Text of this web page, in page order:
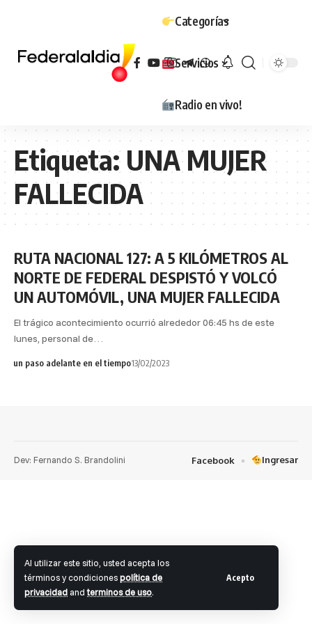
Al utilizar este sitio, usted acepta los
términos y condicionespolítica de
privacidad andterminos de uso.
Acepto
Categorías
Servicios
Radio en vivo!
Etiqueta: UNA MUJER
FALLECIDA
RUTA NACIONAL 127: A 5 KILÓMETROS AL
NORTE DE FEDERAL DESPISTÓ Y VOLCÓ
UN AUTOMÓVIL, UNA MUJER FALLECIDA
El trágico acontecimiento ocurrió alrededor 06:45 hs de este
lunes, personal de…
un paso adelante en el tiempo13/02/2023
Dev: Fernando S. Brandolini Facebook Ingresar